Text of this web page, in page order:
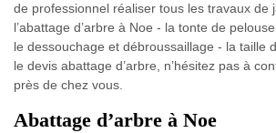
de professionnel réaliser tous les travaux de
l’abattage d’arbre à Noe - la tonte de
le dessouchage et débroussaillage - la taille
le devis abattage d’arbre, n’hésitez pas à
près de chez vous.
Abattage d’arbre à Noe